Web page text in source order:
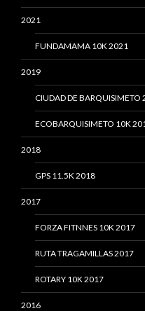
2021
FUNDAMAMA 10K 2021
2019
CIUDAD DE BARQUISIMETO
ECOBARQUISIMETO 10K
2018
GPS 11.5K 2018
2017
FORZA FITNNES 10K 2017
RUTA TRAGAMILLAS 2017
ROTARY 10K 2017
2016